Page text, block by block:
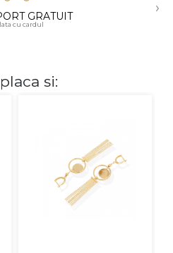
GRATUIT
cu cardul
›
si: